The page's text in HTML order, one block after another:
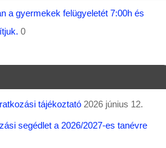
a gyermekek felügyeletét 7:00h és
0
tájékoztató 2026 június 12.
segédlet a 2026/2027-es tanévre